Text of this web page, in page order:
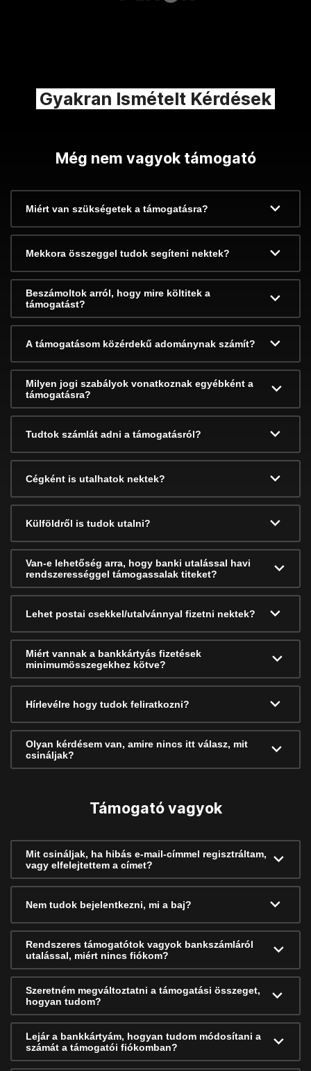
Gyakran Ismételt Kérdések
Még nem vagyok támogató
Miért van szükségetek a támogatásra?
Mekkora összeggel tudok segíteni nektek?
Beszámoltok arról, hogy mire költitek a
támogatást?
A támogatásom közérdekű adománynak számít?
Milyen jogi szabályok vonatkoznak egyébként a
támogatásra?
Tudtok számlát adni a támogatásról?
Cégként is utalhatok nektek?
Külföldről is tudok utalni?
Van-e lehetőség arra, hogy banki utalással havi
rendszerességgel támogassalak titeket?
Lehet postai csekkel/utalvánnyal fizetni nektek?
Miért vannak a bankkártyás fizetések
minimumösszegekhez kötve?
Hírlevélre hogy tudok feliratkozni?
Olyan kérdésem van, amire nincs itt válasz, mit
csináljak?
Támogató vagyok
Mit csináljak, ha hibás e-mail-címmel regisztráltam,
vagy elfelejtettem a címet?
Nem tudok bejelentkezni, mi a baj?
Rendszeres támogatótok vagyok bankszámláról
utalással, miért nincs fiókom?
Szeretném megváltoztatni a támogatási összeget,
hogyan tudom?
Lejár a bankkártyám, hogyan tudom módosítani a
számát a támogatói fiókomban?